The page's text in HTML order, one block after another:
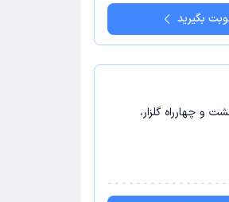
بگیرید
چهارراه گلزار،